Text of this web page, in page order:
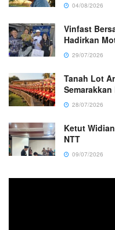
04/08/2026
Vinfast
Hadirkan
29/07/2026
Tanah Lot
28/07/2026
Ketut
NTT
09/07/2026